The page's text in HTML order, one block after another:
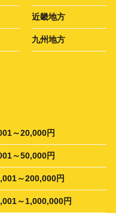
近畿地方
九州地方
～20,000円
～50,000円
～200,000円
～1,000,000円